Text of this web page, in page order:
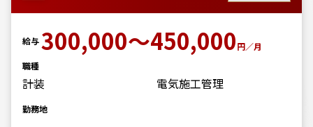
給与300,000～450,000円／月
職種
計装 電気施工管理
勤務地